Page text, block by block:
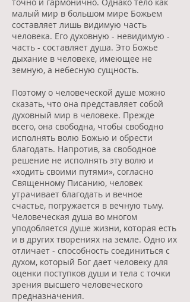
малый мир в большом мире Божьем
составляет лишь видимую часть
человека. Его духовную - невидимую -
часть - составляет душа. Это Божье
дыхание в человеке, имеющее не
земную, а небесную сущность.
Поэтому о человеческой душе можно
сказать, что она представляет собой
духовный мир в человеке. Прежде
всего, она свободна, чтобы свободно
исполнять волю Божью и обрести
благодать. Напротив, за свободное
решение не исполнять эту волю и
«ходить своими путями», согласно
Священному Писанию, человек
утрачивает благодать и вечное
счастье, погружается в вечную тьму.
Человеческая душа во многом
уподобляется душе жизни, которая есть
и в других творениях на земле. Одно их
отличает - способность соединиться с
духом, который Бог дает человеку для
оценки поступков души и тела с точки
зрения высшего человеческого
предназначения.